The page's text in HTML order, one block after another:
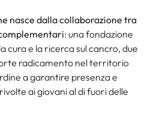
nasce dalla collaborazione tra
: una fondazione
cura e la ricerca sul cancro, due
radicamento nel territorio
a garantire presenza e
ai giovani al di fuori delle